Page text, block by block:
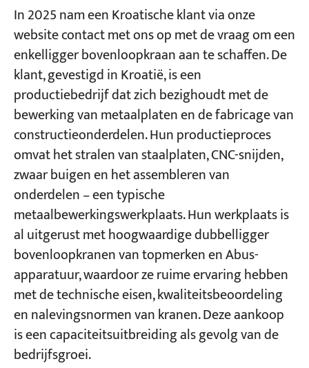
Toepassingen
Over ons
Contacteer ons
In 2025 nam een Kroatische klant via onze
website contact met ons op met de vraag om een
enkelligger bovenloopkraan aan te schaffen. De
klant, gevestigd in Kroatië, is een
productiebedrijf dat zich bezighoudt met de
bewerking van metaalplaten en de fabricage van
constructieonderdelen. Hun productieproces
omvat het stralen van staalplaten, CNC-snijden,
zwaar buigen en het assembleren van
onderdelen – een typische
metaalbewerkingswerkplaats. Hun werkplaats is
al uitgerust met hoogwaardige dubbelligger
bovenloopkranen van topmerken en Abus-
apparatuur, waardoor ze ruime ervaring hebben
met de technische eisen, kwaliteitsbeoordeling
en nalevingsnormen van kranen. Deze aankoop
is een capaciteitsuitbreiding als gevolg van de
bedrijfsgroei.